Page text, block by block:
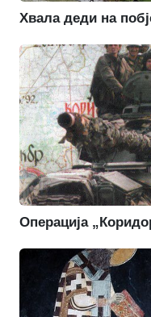
Хвала деди на
Операција